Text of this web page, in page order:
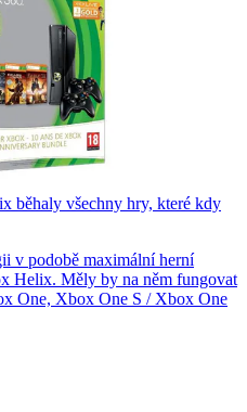
běhaly všechny hry, které kdy
v podobě maximální herní
Helix. Měly by na něm fungovat
One, Xbox One S / Xbox One